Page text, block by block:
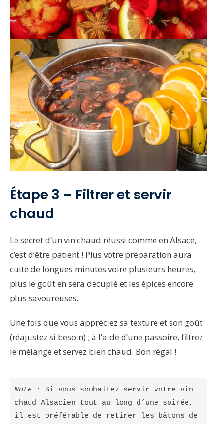
Étape 3 – Filtrer et servir
chaud
Le secret d’un vin chaud réussi comme en Alsace,
c’est d’être patient ! Plus votre préparation aura
cuite de longues minutes voire plusieurs heures,
plus le goût en sera décuplé et les épices encore
plus savoureuses.
Une fois que vous appréciez sa texture et son goût
(réajustez si besoin) ; à l’aide d’une passoire, filtrez
le mélange et servez bien chaud. Bon régal !
Note : Si vous souhaitez servir votre vin
chaud Alsacien tout au long d’une soirée,
il est préférable de retirer les bâtons de